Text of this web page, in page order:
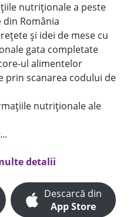
nutriționale a peste
din România
și idei de mese cu
gata completate
ul alimentelor
prin scanarea codului de
nutriționale ale
detalii
Descarcă din
App Store